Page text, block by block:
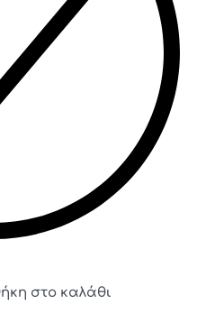
στο καλάθι